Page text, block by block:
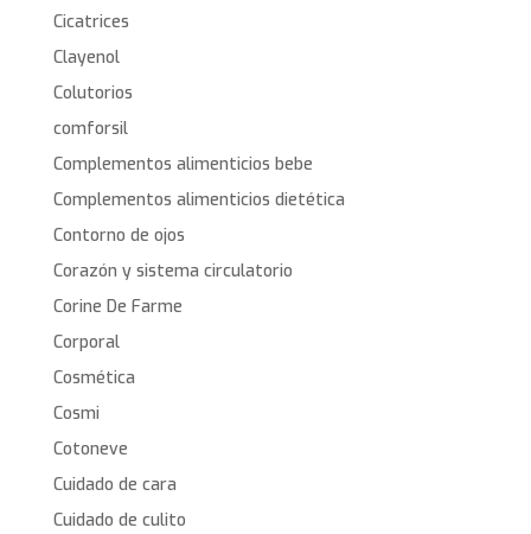
Cicatrices
Clayenol
Colutorios
comforsil
Complementos alimenticios bebe
Complementos alimenticios dietética
Contorno de ojos
Corazón y sistema circulatorio
Corine De Farme
Corporal
Cosmética
Cosmi
Cotoneve
Cuidado de cara
Cuidado de culito